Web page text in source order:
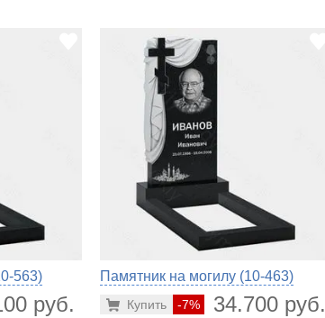
563)
руб.
Памятник на могилу (10-463)
-7% 34.700 руб.
Купить